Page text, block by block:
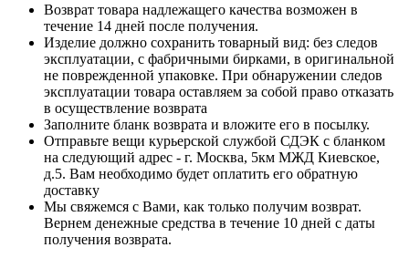
Возврат товара надлежащего качества возможен в
течение 14 дней после получения.
Изделие должно сохранить товарный вид: без следов
эксплуатации, с фабричными бирками, в оригинальной
не поврежденной упаковке. При обнаружении следов
эксплуатации товара оставляем за собой право отказать
в осуществление возврата
Заполните бланк возврата и вложите его в посылку.
Отправьте вещи курьерской службой СДЭК с бланком
на следующий адрес - г. Москва, 5км МЖД Киевское,
д.5. Вам необходимо будет оплатить его обратную
доставку
Мы свяжемся с Вами, как только получим возврат.
Вернем денежные средства в течение 10 дней с даты
получения возврата.